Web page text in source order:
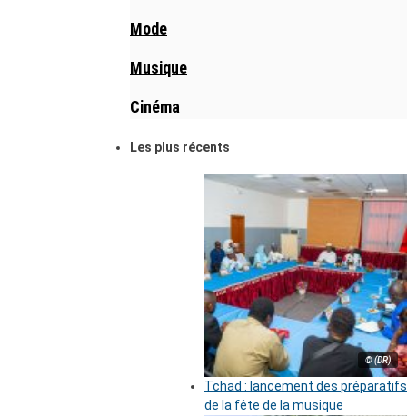
Mode
Musique
Cinéma
Les plus récents
© (DR)
Tchad : lancement des préparatifs
de la fête de la musique